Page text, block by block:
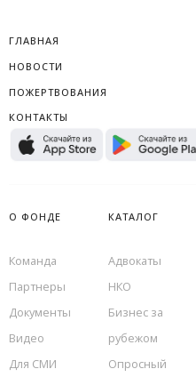
ГЛАВНАЯ
НОВОСТИ
ПОЖЕРТВОВАНИЯ
КОНТАКТЫ
О ФОНДЕ
Команда
Партнеры
Документы
Видео
Для СМИ
КАТАЛОГ
Адвокаты
НКО
Бизнес за
рубежом
Опросный